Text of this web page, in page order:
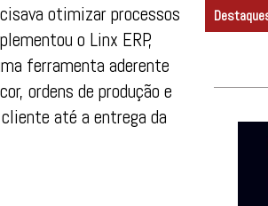
otimizar processos
o Linx ERP,
ferramenta aderente
ordens de produção e
até a entrega da